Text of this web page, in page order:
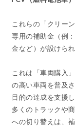
これらの「クリー
専用の補助金（例
金など）が設けられ
これは「車両購入
の高い車両を普及
目的の達成を支援
多くのトラックや
への切り替えは、